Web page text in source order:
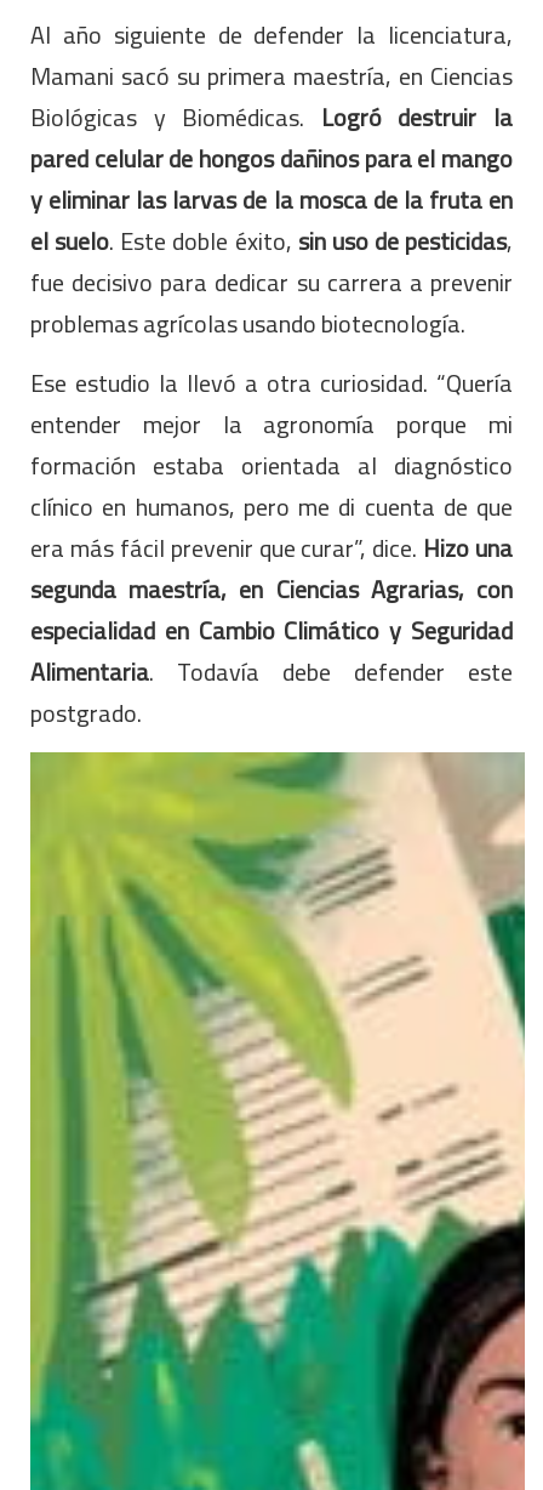
Al año siguiente de defender la licenciatura,
Mamani sacó su primera maestría, en Ciencias
Biológicas y Biomédicas. Logró destruir la
pared celular de hongos dañinos para el mango
y eliminar las larvas de la mosca de la fruta en
el suelo. Este doble éxito,sin uso de pesticidas,
fue decisivo para dedicar su carrera a prevenir
problemas agrícolas usando biotecnología.
Ese estudio la llevó a otra curiosidad. “Quería
entender mejor la agronomía porque mi
formación estaba orientada al diagnóstico
clínico en humanos, pero me di cuenta de que
era más fácil prevenir que curar”, dice. Hizo una
segunda maestría, en Ciencias Agrarias, con
especialidad en Cambio Climático y Seguridad
Alimentaria. Todavía debe defender este
postgrado.